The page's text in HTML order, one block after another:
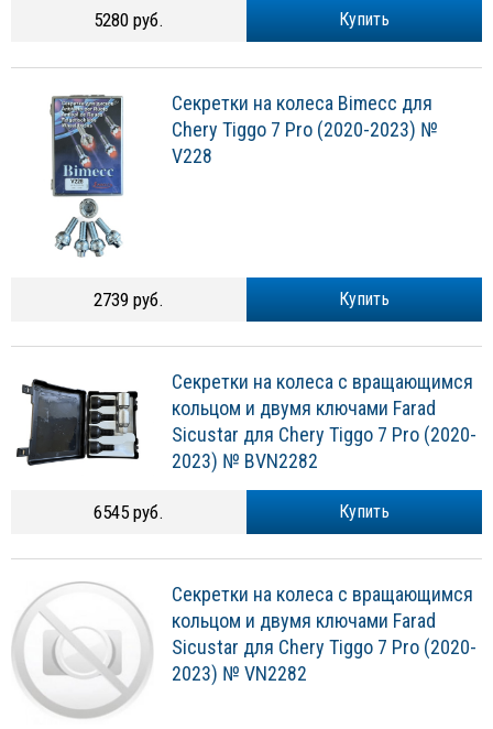
Купить
5280 руб.
Секретки на колеса Bimecc для
Chery Tiggo 7 Pro (2020-2023) №
V228
Купить
2739 руб.
Секретки на колеса с вращающимся
кольцом и двумя ключами Farad
Sicustar для Chery Tiggo 7 Pro (2020-
2023) № BVN2282
Купить
6545 руб.
Секретки на колеса с вращающимся
кольцом и двумя ключами Farad
Sicustar для Chery Tiggo 7 Pro (2020-
2023) № VN2282